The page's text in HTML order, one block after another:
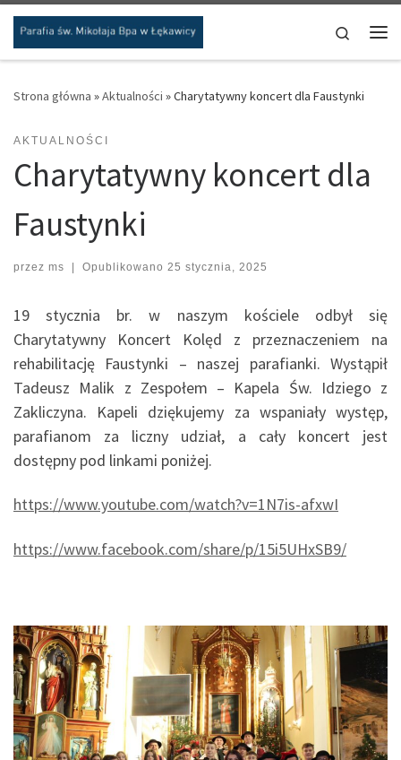
Przejdź do treści
Search
Strona główna »Aktualności »Charytatywny koncert dla Faustynki
AKTUALNOŚCI
Charytatywny koncert dla
Faustynki
przez ms | Opublikowano 25 stycznia, 2025
19 stycznia br. w naszym kościele odbył się
Charytatywny Koncert Kolęd z przeznaczeniem na
rehabilitację Faustynki – naszej parafianki. Wystąpił
Tadeusz Malik z Zespołem – Kapela Św. Idziego z
Zakliczyna. Kapeli dziękujemy za wspaniały występ,
parafianom za liczny udział, a cały koncert jest
dostępny pod linkami poniżej.
https://www.youtube.com/watch?v=1N7is-afxwI
https://www.facebook.com/share/p/15i5UHxSB9/